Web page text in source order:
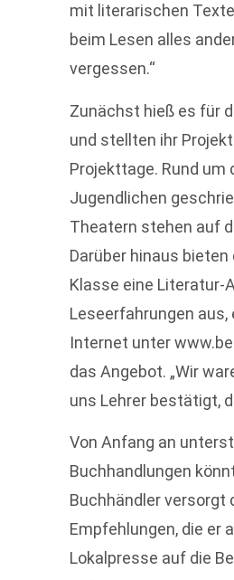
mit literarischen
beim Lesen alles
vergessen.“
Zunächst hieß es für
und stellten ihr
Projekttage. Rund
Jugendlichen
Theatern stehen auf
Darüber hinaus bieten
Klasse eine Literatur-
Leseerfahrungen
Internet unter
das Angebot. „Wir
uns Lehrer bestätigt,
Von Anfang an
Buchhandlungen
Buchhändler versorgt
Empfehlungen, die er
Lokalpresse auf die